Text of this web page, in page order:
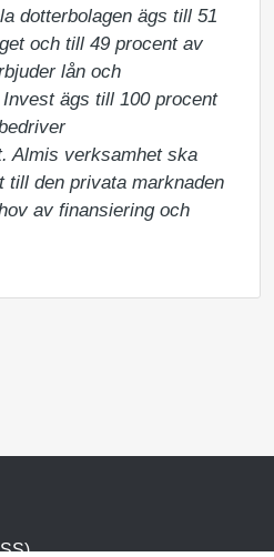
dotterbolagen ägs till 51
och till 49 procent av
lån och
ägs till 100 procent
Almis verksamhet ska
till den privata marknaden
av finansiering och